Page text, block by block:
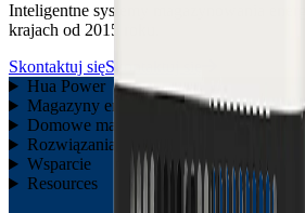
Inteligentne systemy magazynowania
krajach od 2015 roku.
Skontaktuj sięSkontaktuj się
Hua Power
Magazyny energii C&I
Domowe magazyny energii
Rozwiązania
Wsparcie
Resources